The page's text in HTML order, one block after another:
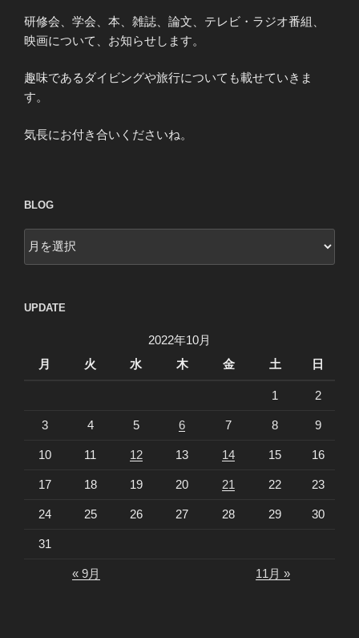
研修会、学会、本、雑誌、論文、テレビ・ラジオ番組、
映画について、お知らせします。
趣味であるダイビングや旅行についても載せていきま
す。
気長にお付き合いくださいね。
BLOG
UPDATE
2022年10月
月
火 水 木 金 土 日
1 2
3 4 5 6 7 8 9
10 11 12 13 14 15 16
17 18 19 20 21 22 23
24 25 26 27 28 29 30
31
« 9月 11月 »